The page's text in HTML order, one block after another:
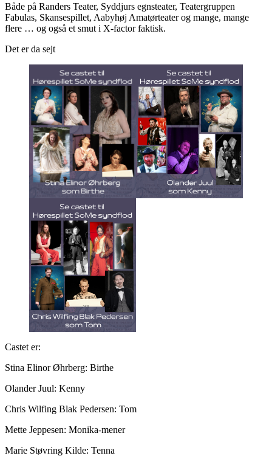
Både på Randers Teater, Syddjurs egnsteater, Teatergruppen
Fabulas, Skansespillet, Aabyhøj Amatørteater og mange, mange
flere … og også et smut i X-factor faktisk.
Det er da sejt
Castet er:
Stina Elinor Øhrberg: Birthe
Olander Juul: Kenny
Chris Wilfing Blak Pedersen: Tom
Mette Jeppesen: Monika-mener
Marie Støvring Kilde: Tenna